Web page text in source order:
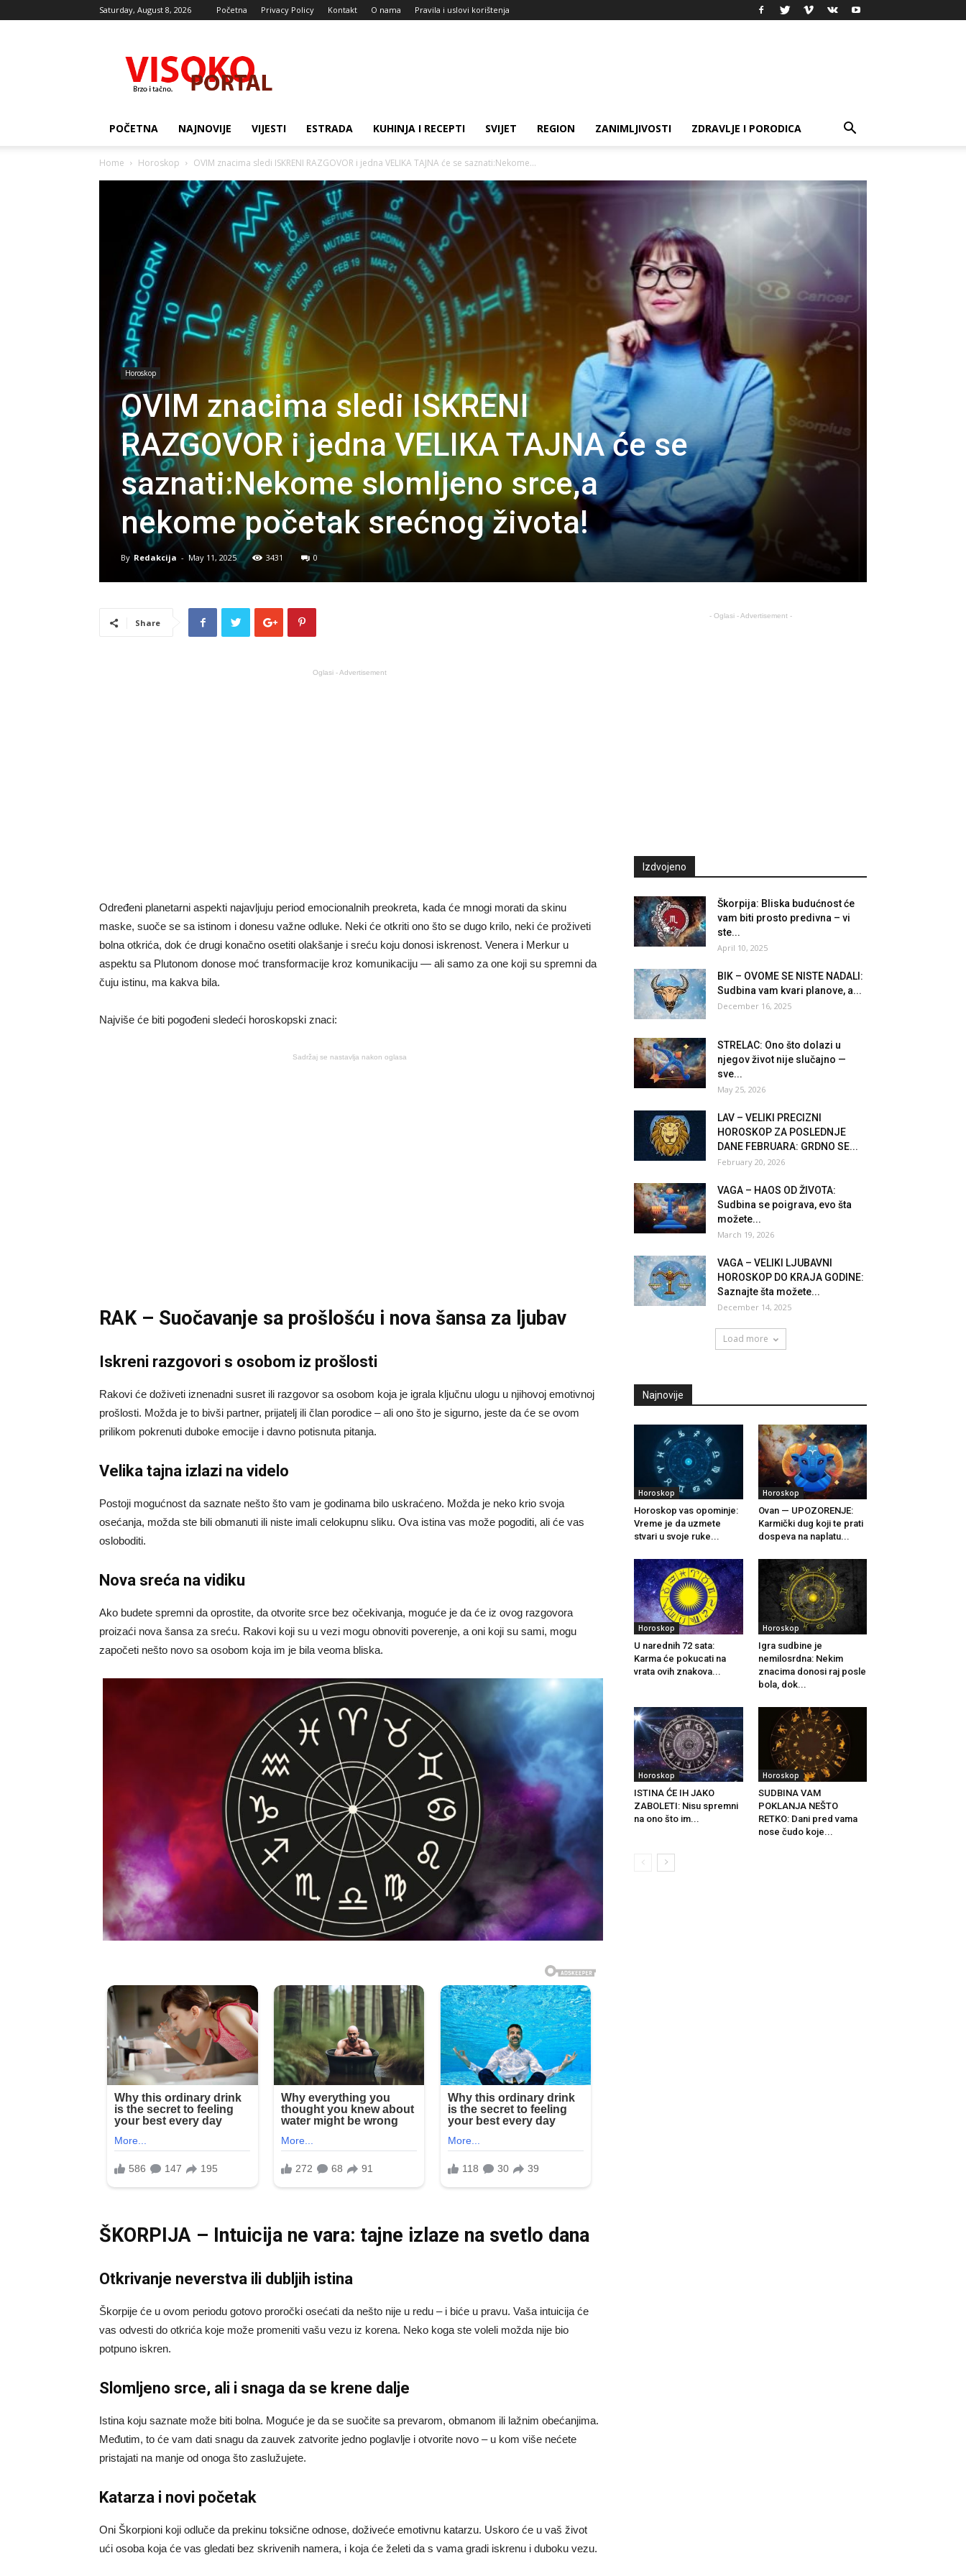
Saturday, August 8, 2026 Početna Privacy Policy Kontakt O nama Pravila i uslovi korištenja
portal
POČETNA NAJNOVIJE VIJESTI ESTRADA KUHINJA I RECEPTI SVIJET REGION ZANIMLJIVOSTI ZDRAVLJE I PORODICA
Home Horoskop OVIM znacima sledi ISKRENI RAZGOVOR i jedna VELIKA TAJNA će se saznati:Nekome...
Horoskop
OVIM znacima sledi ISKRENI
RAZGOVOR i jedna VELIKA TAJNA će se
saznati:Nekome slomljeno srce,a
nekome početak srećnog života!
By Redakcija - May 11, 2025 3431 0
Share
Oglasi - Advertisement
Određeni planetarni aspekti najavljuju period emocionalnih preokreta, kada će mnogi morati da skinu
maske, suoče se sa istinom i donesu važne odluke. Neki će otkriti ono što se dugo krilo, neki će proživeti
bolna otkrića, dok će drugi konačno osetiti olakšanje i sreću koju donosi iskrenost. Venera i Merkur u
aspektu sa Plutonom donose moć transformacije kroz komunikaciju — ali samo za one koji su spremni da
čuju istinu, ma kakva bila.
Najviše će biti pogođeni sledeći horoskopski znaci:
Sadržaj se nastavlja nakon oglasa
RAK – Suočavanje sa prošlošću i nova šansa za ljubav
Iskreni razgovori s osobom iz prošlosti
Rakovi će doživeti iznenadni susret ili razgovor sa osobom koja je igrala ključnu ulogu u njihovoj emotivnoj
prošlosti. Možda je to bivši partner, prijatelj ili član porodice – ali ono što je sigurno, jeste da će se ovom
prilikom pokrenuti duboke emocije i davno potisnuta pitanja.
Velika tajna izlazi na videlo
Postoji mogućnost da saznate nešto što vam je godinama bilo uskraćeno. Možda je neko krio svoja
osećanja, možda ste bili obmanuti ili niste imali celokupnu sliku. Ova istina vas može pogoditi, ali će vas
osloboditi.
Nova sreća na vidiku
Ako budete spremni da oprostite, da otvorite srce bez očekivanja, moguće je da će iz ovog razgovora
proizaći nova šansa za sreću. Rakovi koji su u vezi mogu obnoviti poverenje, a oni koji su sami, mogu
započeti nešto novo sa osobom koja im je bila veoma bliska.
ŠKORPIJA – Intuicija ne vara: tajne izlaze na svetlo dana
Otkrivanje neverstva ili dubljih istina
Škorpije će u ovom periodu gotovo proročki osećati da nešto nije u redu – i biće u pravu. Vaša intuicija će
vas odvesti do otkrića koje može promeniti vašu vezu iz korena. Neko koga ste voleli možda nije bio
potpuno iskren.
Slomljeno srce, ali i snaga da se krene dalje
Istina koju saznate može biti bolna. Moguće je da se suočite sa prevarom, obmanom ili lažnim obećanjima.
Međutim, to će vam dati snagu da zauvek zatvorite jedno poglavlje i otvorite novo – u kom više nećete
pristajati na manje od onoga što zaslužujete.
Katarza i novi početak
Oni Škorpioni koji odluče da prekinu toksične odnose, doživeće emotivnu katarzu. Uskoro će u vaš život
ući osoba koja će vas gledati bez skrivenih namera, i koja će želeti da s vama gradi iskrenu i duboku vezu.
- Oglasi - Advertisement -
Izdvojeno
Škorpija: Bliska budućnost će
vam biti prosto predivna – vi
ste...
April 10, 2025
BIK – OVOME SE NISTE NADALI:
Sudbina vam kvari planove, a...
December 16, 2025
STRELAC: Ono što dolazi u
njegov život nije slučajno —
sve...
May 25, 2026
LAV – VELIKI PRECIZNI
HOROSKOP ZA POSLEDNJE
DANE FEBRUARA: GRDNO SE...
February 20, 2026
VAGA – HAOS OD ŽIVOTA:
Sudbina se poigrava, evo šta
možete...
March 19, 2026
VAGA – VELIKI LJUBAVNI
HOROSKOP DO KRAJA GODINE:
Saznajte šta možete...
December 14, 2025
Load more
Najnovije
Horoskop
Horoskop vas opominje:
Vreme je da uzmete
stvari u svoje ruke...
Horoskop
Ovan — UPOZORENJE:
Karmički dug koji te prati
dospeva na naplatu...
Horoskop
U narednih 72 sata:
Karma će pokucati na
vrata ovih znakova...
Horoskop
Igra sudbine je
nemilosrdna: Nekim
znacima donosi raj posle
bola, dok...
Horoskop
ISTINA ĆE IH JAKO
ZABOLETI: Nisu spremni
na ono što im...
Horoskop
SUDBINA VAM
POKLANJA NEŠTO
RETKO: Dani pred vama
nose čudo koje...